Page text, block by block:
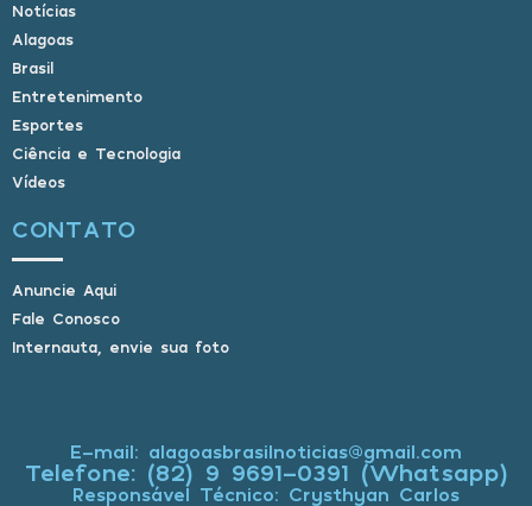
Notícias
Alagoas
Brasil
Entretenimento
Esportes
Ciência e Tecnologia
Vídeos
CONTATO
Anuncie Aqui
Fale Conosco
Internauta, envie sua foto
E-mail: alagoasbrasilnoticias@gmail.com
Telefone: (82) 9 9691-0391 (Whatsapp)
Responsável Técnico: Crysthyan Carlos